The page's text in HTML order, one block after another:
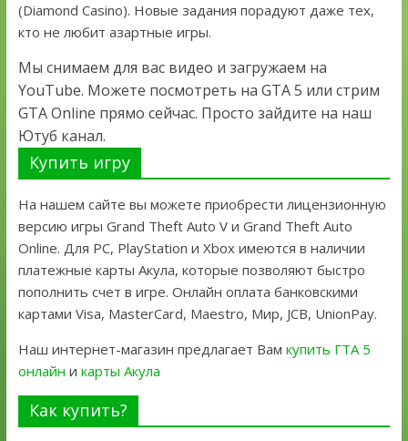
(Diamond Casino). Новые задания порадуют даже тех,
кто не любит азартные игры.
Мы снимаем для вас видео и загружаем на
YouTube. Можете посмотреть на GTA 5 или стрим
GTA Online прямо сейчас. Просто зайдите на наш
Ютуб канал.
Купить игру
На нашем сайте вы можете приобрести лицензионную
версию игры Grand Theft Auto V и Grand Theft Auto
Online. Для PC, PlayStation и Xbox имеются в наличии
платежные карты Акула, которые позволяют быстро
пополнить счет в игре. Онлайн оплата банковскими
картами Visa, MasterCard, Maestro, Мир, JCB, UnionPay.
Наш интернет-магазин предлагает Вам купить ГТА 5
онлайн и карты Акула
Как купить?